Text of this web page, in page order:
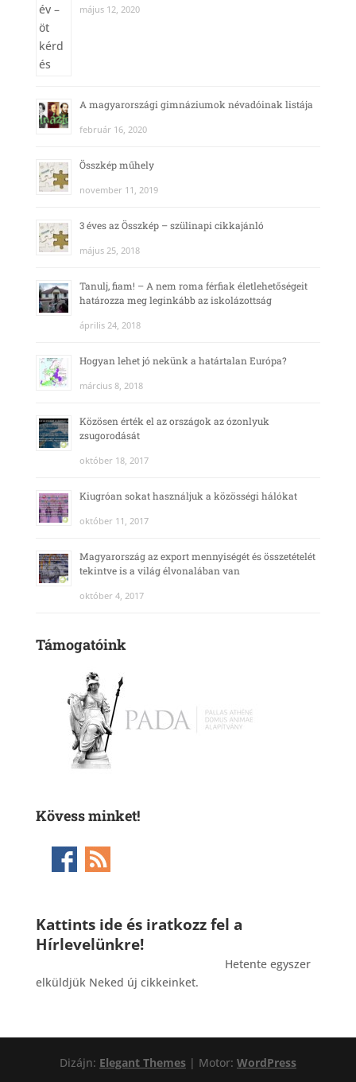
május 12, 2020
A magyarországi gimnáziumok névadóinak listája
február 16, 2020
Összkép műhely
november 11, 2019
3 éves az Összkép – szülinapi cikkajánló
május 25, 2018
Tanulj, fiam! – A nem roma férfiak életlehetőségeit
határozza meg leginkább az iskolázottság
április 24, 2018
Hogyan lehet jó nekünk a határtalan Európa?
március 8, 2018
Közösen érték el az országok az ózonlyuk
zsugorodását
október 18, 2017
Kiugróan sokat használjuk a közösségi hálókat
október 11, 2017
Magyarország az export mennyiségét és összetételét
tekintve is a világ élvonalában van
október 4, 2017
Támogatóink
Kövess minket!
Kattints ide és iratkozz fel a
Hírlevelünkre!
Hetente egyszer
elküldjük Neked új cikkeinket.
Dizájn: Elegant Themes| Motor: WordPress